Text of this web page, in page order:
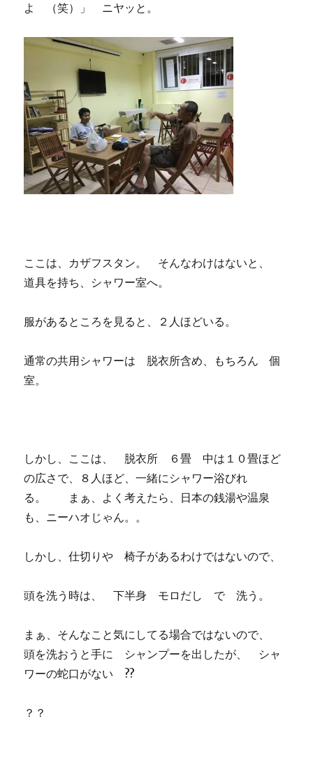
よ （笑）」 ニヤッと。
ここは、カザフスタン。 そんなわけはないと、
道具を持ち、シャワー室へ。
服があるところを見ると、２人ほどいる。
通常の共用シャワーは 脱衣所含め、もちろん 個
室。
しかし、ここは、 脱衣所 ６畳 中は１０畳ほど
の広さで、８人ほど、一緒にシャワー浴びれ
る。 まぁ、よく考えたら、日本の銭湯や温泉
も、ニーハオじゃん。。
しかし、仕切りや 椅子があるわけではないので、
頭を洗う時は、 下半身 モロだし で 洗う。
まぁ、そんなこと気にしてる場合ではないので、
頭を洗おうと手に シャンプーを出したが、 シャ
ワーの蛇口がない ??
？？